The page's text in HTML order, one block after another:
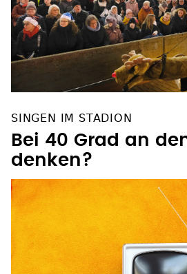
SINGEN IM STADION
Bei 40 Grad an
denken?